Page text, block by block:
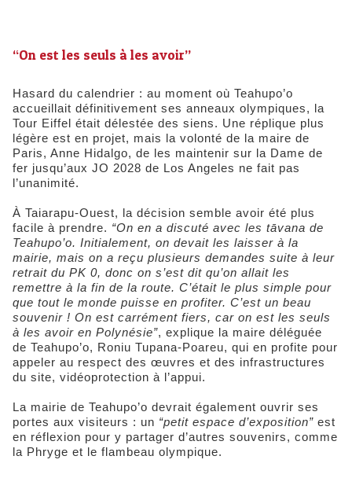
“On est les seuls à les avoir”
Hasard du calendrier : au moment où Teahupo’o
accueillait définitivement ses anneaux olympiques, la
Tour Eiffel était délestée des siens. Une réplique plus
légère est en projet, mais la volonté de la maire de
Paris, Anne Hidalgo, de les maintenir sur la Dame de
fer jusqu’aux JO 2028 de Los Angeles ne fait pas
l’unanimité.
À Taiarapu-Ouest, la décision semble avoir été plus
facile à prendre. “On en a discuté avec les tāvana de
Teahupo’o. Initialement, on devait les laisser à la
mairie, mais on a reçu plusieurs demandes suite à leur
retrait du PK 0, donc on s’est dit qu’on allait les
remettre à la fin de la route. C’était le plus simple pour
que tout le monde puisse en profiter. C’est un beau
souvenir ! On est carrément fiers, car on est les seuls
à les avoir en Polynésie”, explique la maire déléguée
de Teahupo’o, Roniu Tupana-Poareu, qui en profite pour
appeler au respect des œuvres et des infrastructures
du site, vidéoprotection à l’appui.
La mairie de Teahupo’o devrait également ouvrir ses
portes aux visiteurs : un “petit espace d’exposition” est
en réflexion pour y partager d’autres souvenirs, comme
la Phryge et le flambeau olympique.